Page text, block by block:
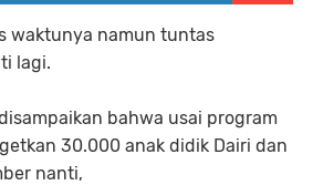
waktunya namun tuntas
lagi.
bahwa usai program
30.000 anak didik Dairi dan
nanti,